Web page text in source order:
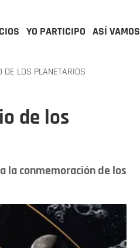
YO PARTICIPO ASÍ VAMOS
DE LOS PLANETARIOS
de los
la conmemoración de los